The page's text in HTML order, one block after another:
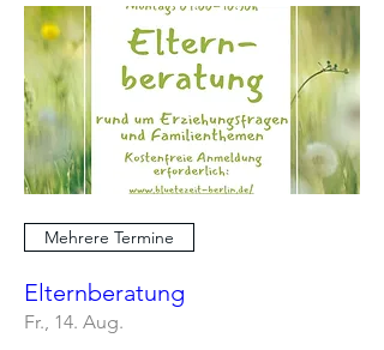
Mehrere Termine
Elternberatung
Fr., 14. Aug.